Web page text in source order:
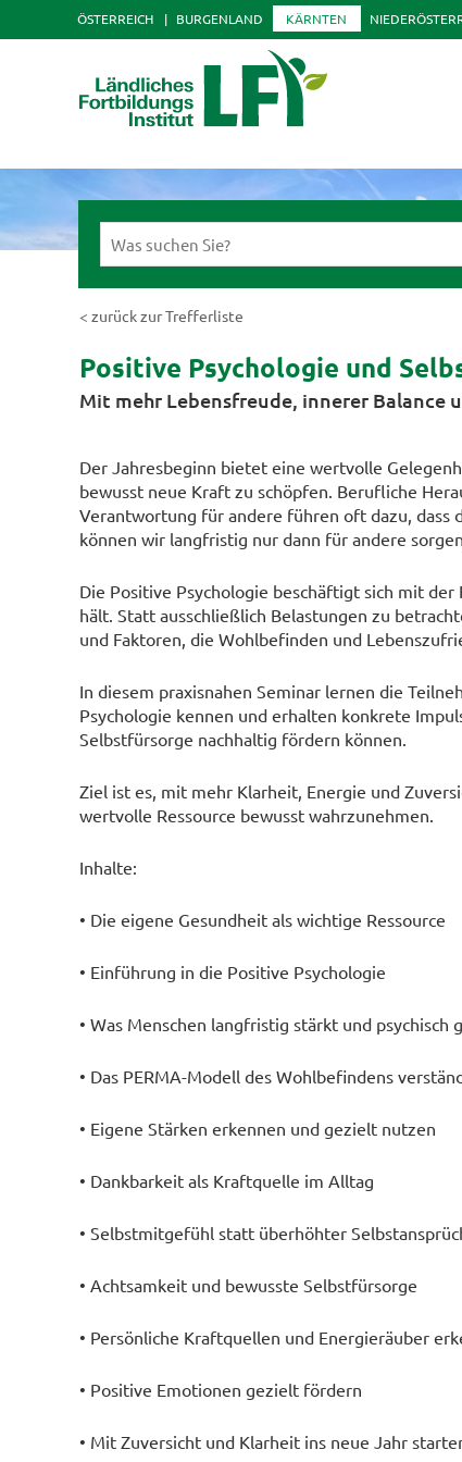
ÖSTERREICH BURGENLAND KÄRNTEN
< zurück zur Trefferliste
Positive Psychologie und
Mit mehr Lebensfreude, innerer Balance
Der Jahresbeginn bietet eine wertvolle
bewusst neue Kraft zu schöpfen. Berufliche
Verantwortung für andere führen oft dazu, dass
können wir langfristig nur dann für andere
Die Positive Psychologie beschäftigt sich mit
hält. Statt ausschließlich Belastungen zu
und Faktoren, die Wohlbefinden und
In diesem praxisnahen Seminar lernen die
Psychologie kennen und erhalten konkrete
Selbstfürsorge nachhaltig fördern können.
Ziel ist es, mit mehr Klarheit, Energie und
wertvolle Ressource bewusst wahrzunehmen.
Inhalte:
• Die eigene Gesundheit als wichtige Ressource
• Einführung in die Positive Psychologie
• Was Menschen langfristig stärkt und psychisch
• Das PERMA-Modell des Wohlbefindens
• Eigene Stärken erkennen und gezielt nutzen
• Dankbarkeit als Kraftquelle im Alltag
• Selbstmitgefühl statt überhöhter
• Achtsamkeit und bewusste Selbstfürsorge
• Persönliche Kraftquellen und Energieräuber
• Positive Emotionen gezielt fördern
• Mit Zuversicht und Klarheit ins neue Jahr